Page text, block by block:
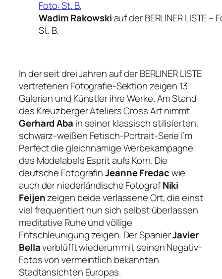
Wadim Rakowskiauf der BERLINER LISTE –
St. B.
In der seit drei Jahren auf der BERLINER LISTE
vertretenen Fotografie-Sektion zeigen 13
Galerien und Künstler ihre Werke. Am Stand
des Kreuzberger Ateliers Cross Art nimmt
Gerhard Aba in seiner klassisch stilisierten,
schwarz-weißen Fetisch-Portrait-Serie I’m
Perfectdie gleichnamige Werbekampagne
des Modelabels Esprit aufs Korn. Die
deutsche FotografinJeanne Fredacwie
auch der niederländische FotografNiki
Feijenzeigen beide verlassene Ort, die einst
viel frequentiert nun sich selbst überlassen
meditative Ruhe und völlige
Entschleunigung zeigen. Der SpanierJavier
Bellaverblüfft wiederum mit seinen Negativ-
Fotos von vermeintlich bekannten
Stadtansichten Europas.